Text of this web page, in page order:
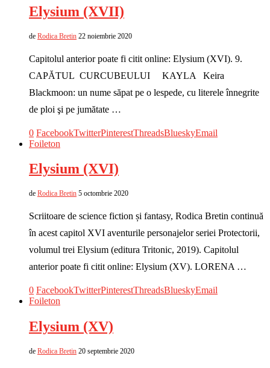
Elysium (XVII)
de Rodica Bretin 22 noiembrie 2020
Capitolul anterior poate fi citit online: Elysium (XVI). 9.
CAPĂTUL CURCUBEULUI KAYLA Keira
Blackmoon: un nume săpat pe o lespede, cu literele înnegrite
de ploi şi pe jumătate …
0 FacebookTwitterPinterestThreadsBlueskyEmail
Foileton
Elysium (XVI)
de Rodica Bretin 5 octombrie 2020
Scriitoare de science fiction și fantasy, Rodica Bretin continuă
în acest capitol XVI aventurile personajelor seriei Protectorii,
volumul trei Elysium (editura Tritonic, 2019). Capitolul
anterior poate fi citit online: Elysium (XV). LORENA …
0 FacebookTwitterPinterestThreadsBlueskyEmail
Foileton
Elysium (XV)
de Rodica Bretin 20 septembrie 2020